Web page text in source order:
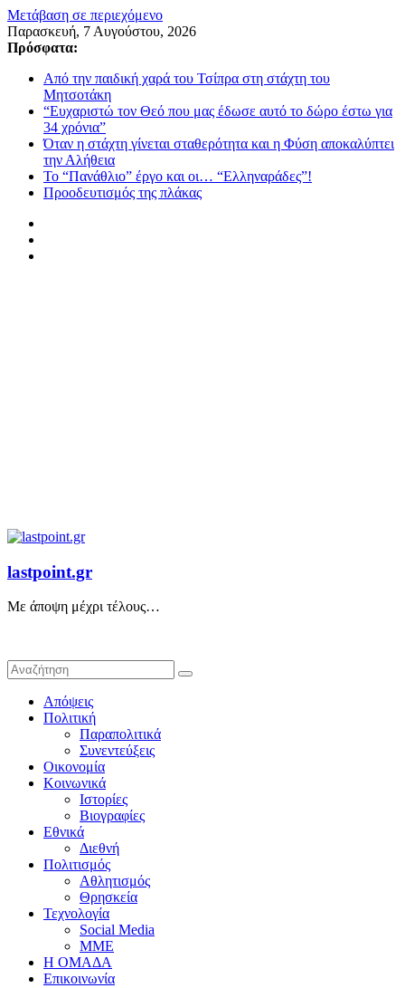
Μετάβαση σε περιεχόμενο
Παρασκευή, 7 Αυγούστου, 2026
Πρόσφατα:
Από την παιδική χαρά του Τσίπρα στη στάχτη του
Μητσοτάκη
“Ευχαριστώ τον Θεό που μας έδωσε αυτό το δώρο έστω για
34 χρόνια”
Όταν η στάχτη γίνεται σταθερότητα και η Φύση αποκαλύπτει
την Αλήθεια
Το “Πανάθλιο” έργο και οι… “Ελληναράδες”!
Προοδευτισμός της πλάκας
lastpoint.gr
Με άποψη μέχρι τέλους…
Απόψεις
Πολιτική
Παραπολιτικά
Συνεντεύξεις
Οικονομία
Κοινωνικά
Ιστορίες
Βιογραφίες
Εθνικά
Διεθνή
Πολιτισμός
Αθλητισμός
Θρησκεία
Τεχνολογία
Social Media
ΜΜΕ
Η ΟΜΑΔΑ
Επικοινωνία